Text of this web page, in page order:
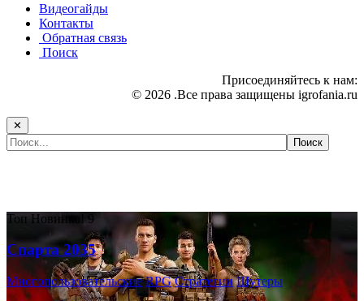
Видеогайды
Контакты
Обратная связь
Поиск
Присоединяйтесь к нам:
© 2026 .Все права защищены igrofania.ru
✕
Топ Новинка! 9
Спарта 2035
Многопользовательские RPG Стратегии Шутеры